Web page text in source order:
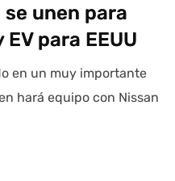
unen para
para EEUU
en un muy importante
hará equipo con Nissan